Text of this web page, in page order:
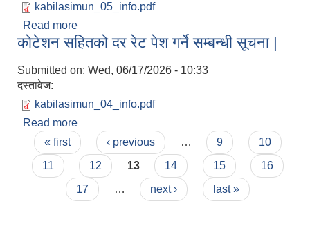
kabilasimun_05_info.pdf
Read more
कोटेशन सहितको दर रेट पेश गर्ने सम्बन्धी सूचना |
Submitted on: Wed, 06/17/2026 - 10:33
दस्तावेज:
kabilasimun_04_info.pdf
Read more
Pages
« first ‹ previous … 9
10
11
12 13 14 15
16
17
… next › last »